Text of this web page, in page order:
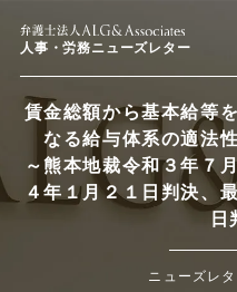
人事・労務ニューズレター
賃金総額から基本給等
なる給与体系の適法
～熊本地裁令和３年７
４年１月２１日判決、
日
ニューズレ